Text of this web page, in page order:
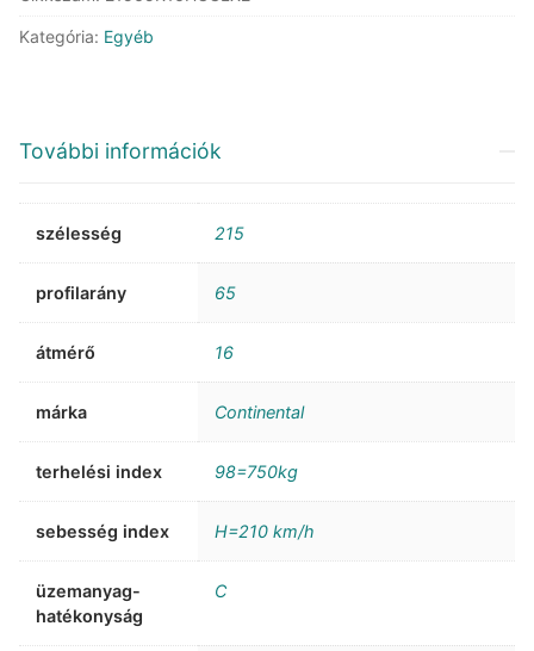
Kategória: Egyéb
További információk
szélesség 215
profilarány 65
átmérő 16
márka Continental
terhelési index 98=750kg
sebesség index H=210 km/h
üzemanyag-
hatékonyság
C